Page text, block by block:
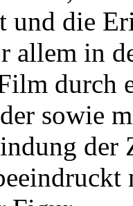
und die
allem in
durch
sowie
der